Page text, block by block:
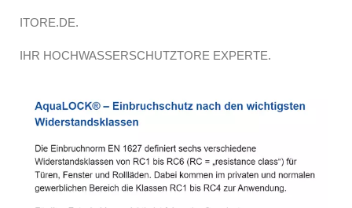
ITORE.DE.
IHR HOCHWASSERSCHUTZTORE EXPERTE.